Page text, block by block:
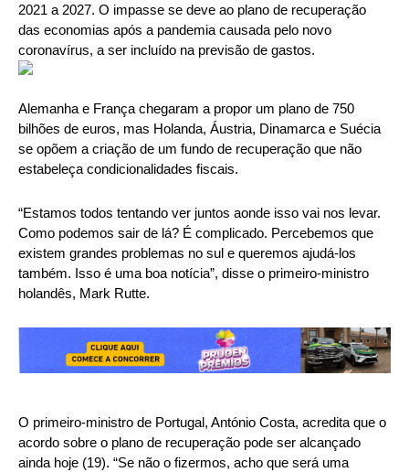
2021 a 2027. O impasse se deve ao plano de recuperação
das economias após a pandemia causada pelo novo
coronavírus, a ser incluído na previsão de gastos.
Alemanha e França chegaram a propor um plano de 750
bilhões de euros, mas Holanda, Áustria, Dinamarca e Suécia
se opõem a criação de um fundo de recuperação que não
estabeleça condicionalidades fiscais.
“Estamos todos tentando ver juntos aonde isso vai nos levar.
Como podemos sair de lá? É complicado. Percebemos que
existem grandes problemas no sul e queremos ajudá-los
também. Isso é uma boa notícia”, disse o primeiro-ministro
holandês, Mark Rutte.
O primeiro-ministro de Portugal, António Costa, acredita que o
acordo sobre o plano de recuperação pode ser alcançado
ainda hoje (19). “Se não o fizermos, acho que será uma